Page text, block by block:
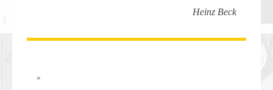
Heinz Beck
»